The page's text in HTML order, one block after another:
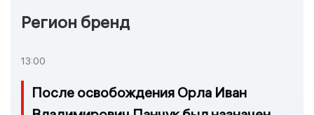
Регион бренд
13:00
После освобождения Орла Иван